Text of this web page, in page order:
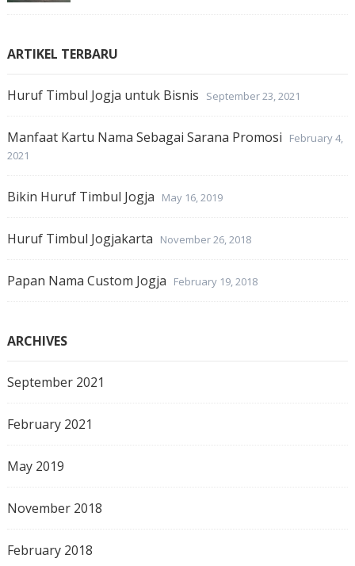
ARTIKEL TERBARU
Huruf Timbul Jogja untuk Bisnis September 23, 2021
Manfaat Kartu Nama Sebagai Sarana Promosi
February 4,
2021
Bikin Huruf Timbul Jogja May 16, 2019
Huruf Timbul Jogjakarta November 26, 2018
Papan Nama Custom Jogja February 19, 2018
ARCHIVES
September 2021
February 2021
May 2019
November 2018
February 2018